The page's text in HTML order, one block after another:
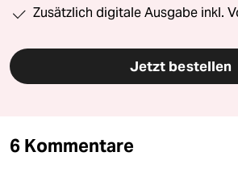
Zusätzlich digitale Ausgabe inkl.
Jetzt bestellen
6 Kommentare